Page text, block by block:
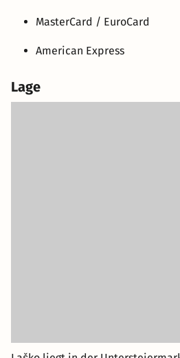
MasterCard / EuroCard
American Express
Lage